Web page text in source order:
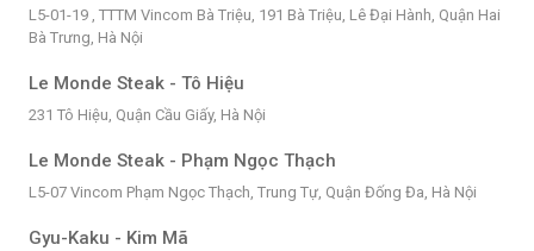
L5-01-19 , TTTM Vincom Bà Triệu, 191 Bà Triệu, Lê Đại Hành, Quận Hai
Bà Trưng, Hà Nội
Le Monde Steak - Tô Hiệu
231 Tô Hiệu, Quận Cầu Giấy, Hà Nội
Le Monde Steak - Phạm Ngọc Thạch
L5-07 Vincom Phạm Ngọc Thạch, Trung Tự, Quận Đống Đa, Hà Nội
Gyu-Kaku - Kim Mã